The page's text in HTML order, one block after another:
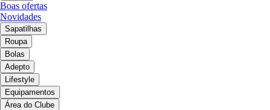
Boas ofertas
Novidades
Sapatilhas
Roupa
Bolas
Adepto
Lifestyle
Equipamentos
Área do Clube